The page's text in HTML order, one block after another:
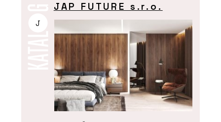
J
JAP FUTURE s.r.o.